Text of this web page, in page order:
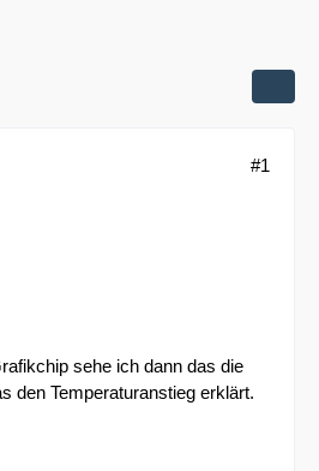
#1
sehe ich dann das die
den Temperaturanstieg erklärt.